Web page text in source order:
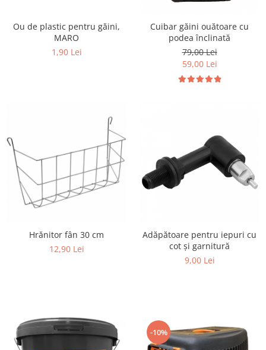
Ou de plastic pentru găini,
MARO
1,90 Lei
Cuibar găini ouătoare cu
podea înclinată
79,00 Lei
59,00 Lei
Hrănitor fân 30 cm
12,90 Lei
Adăpătoare pentru iepuri cu
cot și garnitură
9,00 Lei
-10%